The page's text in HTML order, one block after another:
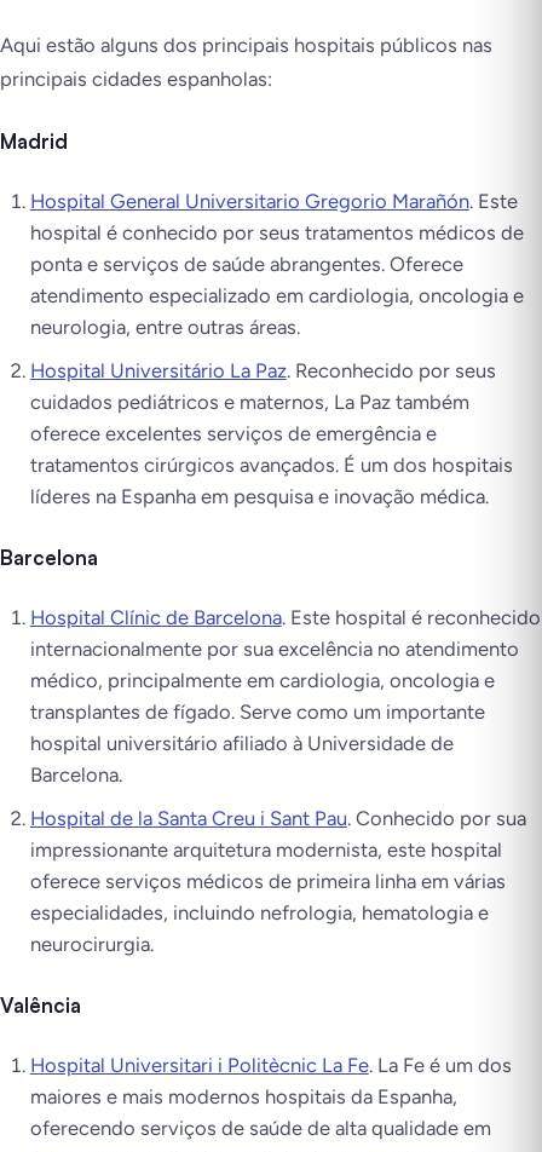
Aqui estão alguns dos principais hospitais públicos nas
principais cidades espanholas:
Madrid
Hospital General Universitario Gregorio Marañón. Este
hospital é conhecido por seus tratamentos médicos de
ponta e serviços de saúde abrangentes. Oferece
atendimento especializado em cardiologia, oncologia e
neurologia, entre outras áreas.
Hospital Universitário La Paz. Reconhecido por seus
cuidados pediátricos e maternos, La Paz também
oferece excelentes serviços de emergência e
tratamentos cirúrgicos avançados. É um dos hospitais
líderes na Espanha em pesquisa e inovação médica.
Barcelona
Hospital Clínic de Barcelona. Este hospital é reconhecido
internacionalmente por sua excelência no atendimento
médico, principalmente em cardiologia, oncologia e
transplantes de fígado. Serve como um importante
hospital universitário afiliado à Universidade de
Barcelona.
Hospital de la Santa Creu i Sant Pau. Conhecido por sua
impressionante arquitetura modernista, este hospital
oferece serviços médicos de primeira linha em várias
especialidades, incluindo nefrologia, hematologia e
neurocirurgia.
Valência
Hospital Universitari i Politècnic La Fe. La Fe é um dos
maiores e mais modernos hospitais da Espanha,
oferecendo serviços de saúde de alta qualidade em